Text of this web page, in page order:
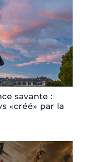
savante :
«créé» par la